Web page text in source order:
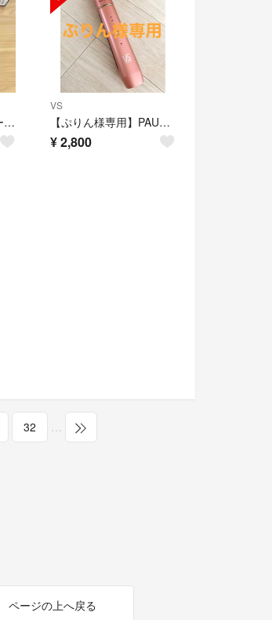
ヴィダルサスーン カールアイロン コテ 32mm VSI-3205／P(1台)
VS
【ぷりん様専用】PAUL&JOE×VS カール&ストレート ヘアアイロン
¥2,800
32
ページの上へ戻る